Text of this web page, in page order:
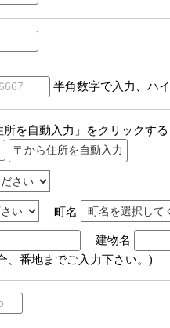
半角数字で入力、ハ
所を自動入力」をクリックす
町名
建物名
、番地までご入力下さい。)